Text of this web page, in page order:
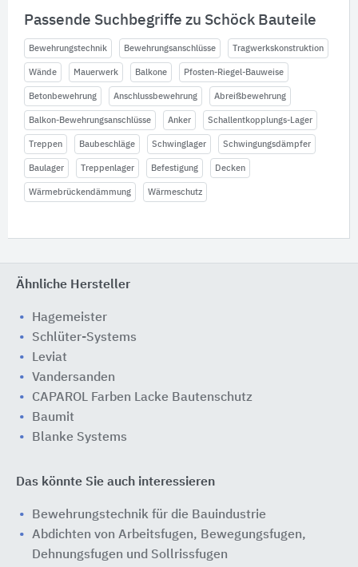
Passende Suchbegriffe zu Schöck Bauteile
Bewehrungstechnik Bewehrungsanschlüsse Tragwerkskonstruktion
Wände Mauerwerk Balkone Pfosten-Riegel-Bauweise
Betonbewehrung Anschlussbewehrung Abreißbewehrung
Balkon-Bewehrungsanschlüsse Anker Schallentkopplungs-Lager
Treppen Baubeschläge Schwinglager Schwingungsdämpfer
Baulager Treppenlager Befestigung Decken
Wärmebrückendämmung Wärmeschutz
Ähnliche Hersteller
Hagemeister
Schlüter-Systems
Leviat
Vandersanden
CAPAROL Farben Lacke Bautenschutz
Baumit
Blanke Systems
Das könnte Sie auch interessieren
Bewehrungstechnik für die Bauindustrie
Abdichten von Arbeitsfugen, Bewegungsfugen,
Dehnungsfugen und Sollrissfugen